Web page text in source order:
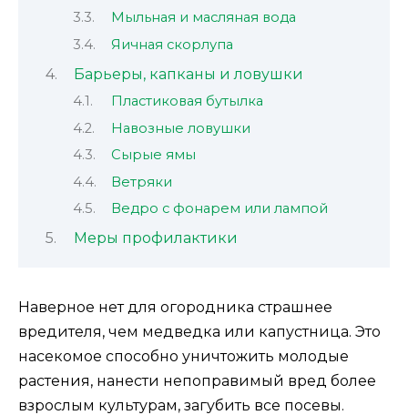
Мыльная и масляная вода
Яичная скорлупа
Барьеры, капканы и ловушки
Пластиковая бутылка
Навозные ловушки
Сырые ямы
Ветряки
Ведро с фонарем или лампой
Меры профилактики
Наверное нет для огородника страшнее
вредителя, чем медведка или капустница. Это
насекомое способно уничтожить молодые
растения, нанести непоправимый вред более
взрослым культурам, загубить все посевы.